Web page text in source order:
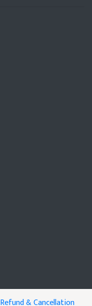
Refund & Cancellation